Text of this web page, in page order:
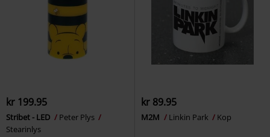
kr 199.95
Stribet - LED
Peter Plys
Stearinlys
kr 89.95
M2M Linkin Park Kop